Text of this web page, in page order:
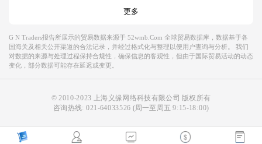
更多
G N Traders报告所展示的贸易数据来源于 52wmb.com 全球贸易数据库，数据基于各
国海关及相关公开渠道的合法记录，并经过格式化与整理以便用户查询与分析。 我们
对数据的来源与处理过程保持合规性，确保信息的客观性，但由于国际贸易活动的动态
变化，部分数据可能存在延迟或变更。
© 2010-2023 上海义缘网络科技有限公司 版权所有
咨询热线:021-64033526 (周一至周五 9:15-18:00)